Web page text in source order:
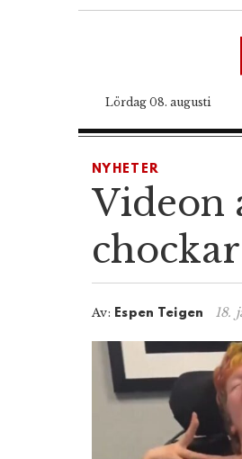
Lördag 08. augusti
NYHETER
Videon
Av: Espen Teigen 18.